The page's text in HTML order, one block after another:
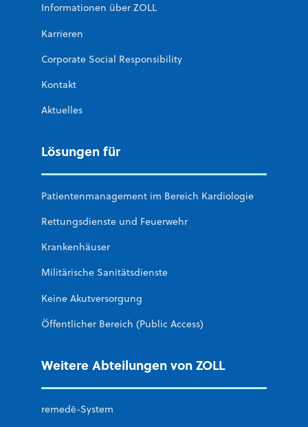
Informationen über ZOLL
Karrieren
Corporate Social Responsibility
Kontakt
Aktuelles
Lösungen für
Patientenmanagement im Bereich Kardiologie
Rettungsdienste und Feuerwehr
Krankenhäuser
Militärische Sanitätsdienste
Keine Akutversorgung
Öffentlicher Bereich (Public Access)
Weitere Abteilungen von ZOLL
remedē-System